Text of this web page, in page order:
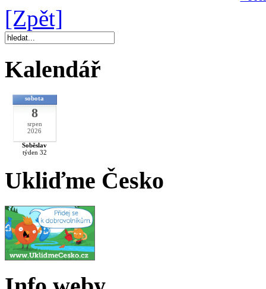
[Zpět]
Kalendář
sobota
8
srpen
2026
Soběslav
týden 32
Ukliďme Česko